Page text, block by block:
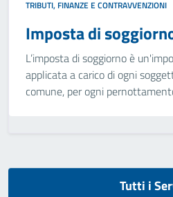
TRIBUTI, FINANZE E CONTRAVVENZIONI
Imposta di
L’imposta di soggiorno è
applicata a carico di ogni
comune, per ogni
Tutti i